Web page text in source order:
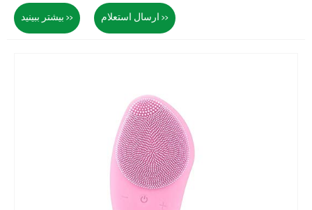
بیشتر ببینید >> ارسال استعلام >>